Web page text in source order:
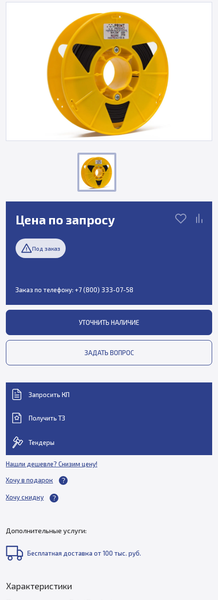
Цена по запросу
Под заказ
Заказ по телефону: +7 (800) 333-07-58
УТОЧНИТЬ НАЛИЧИЕ
ЗАДАТЬ ВОПРОС
Запросить КП
Получить ТЗ
Тендеры
Нашли дешевле? Снизим цену!
Хочу в подарок
Хочу скидку
Дополнительные услуги:
Бесплатная доставка от 100 тыс. руб.
Характеристики